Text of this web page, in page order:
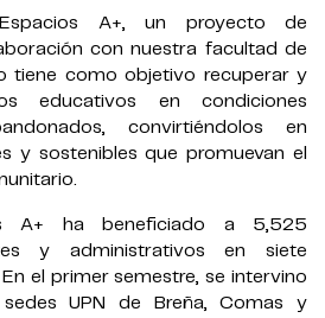
A+, un proyecto de
con nuestra facultad de
tiene como objetivo recuperar y
educativos en condiciones
convirtiéndolos en
y sostenibles que promuevan el
A+ ha beneficiado a 5,525
y administrativos en siete
el primer semestre, se intervino
UPN de Breña, Comas y